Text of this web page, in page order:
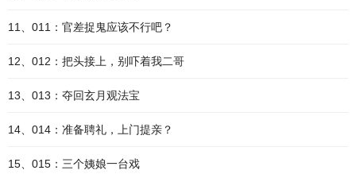
11、011：官差捉鬼应该不行吧？
12、012：把头接上，别吓着我二哥
13、013：夺回玄月观法宝
14、014：准备聘礼，上门提亲？
15、015：三个姨娘一台戏